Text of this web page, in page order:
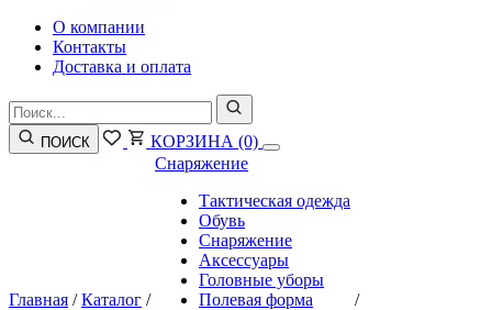
О компании
Контакты
Доставка и оплата
ПОИСК КОРЗИНА (0)
Главная /Каталог /
Снаряжение
Тактическая одежда
Обувь
Снаряжение
Аксессуары
Головные уборы
Полевая форма
/